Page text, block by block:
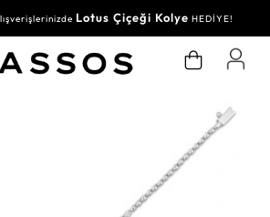
Lotus Çiçeği Kolye HEDİYE!